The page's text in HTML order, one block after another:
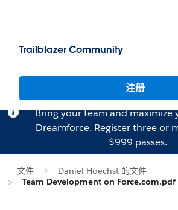
Trailblazer Community
注册
Bring your team and maximize
Dreamforce. Registerthree or
$999 passes.
文件
Daniel Hoechst 的文件
Team Development on Force.com.pdf